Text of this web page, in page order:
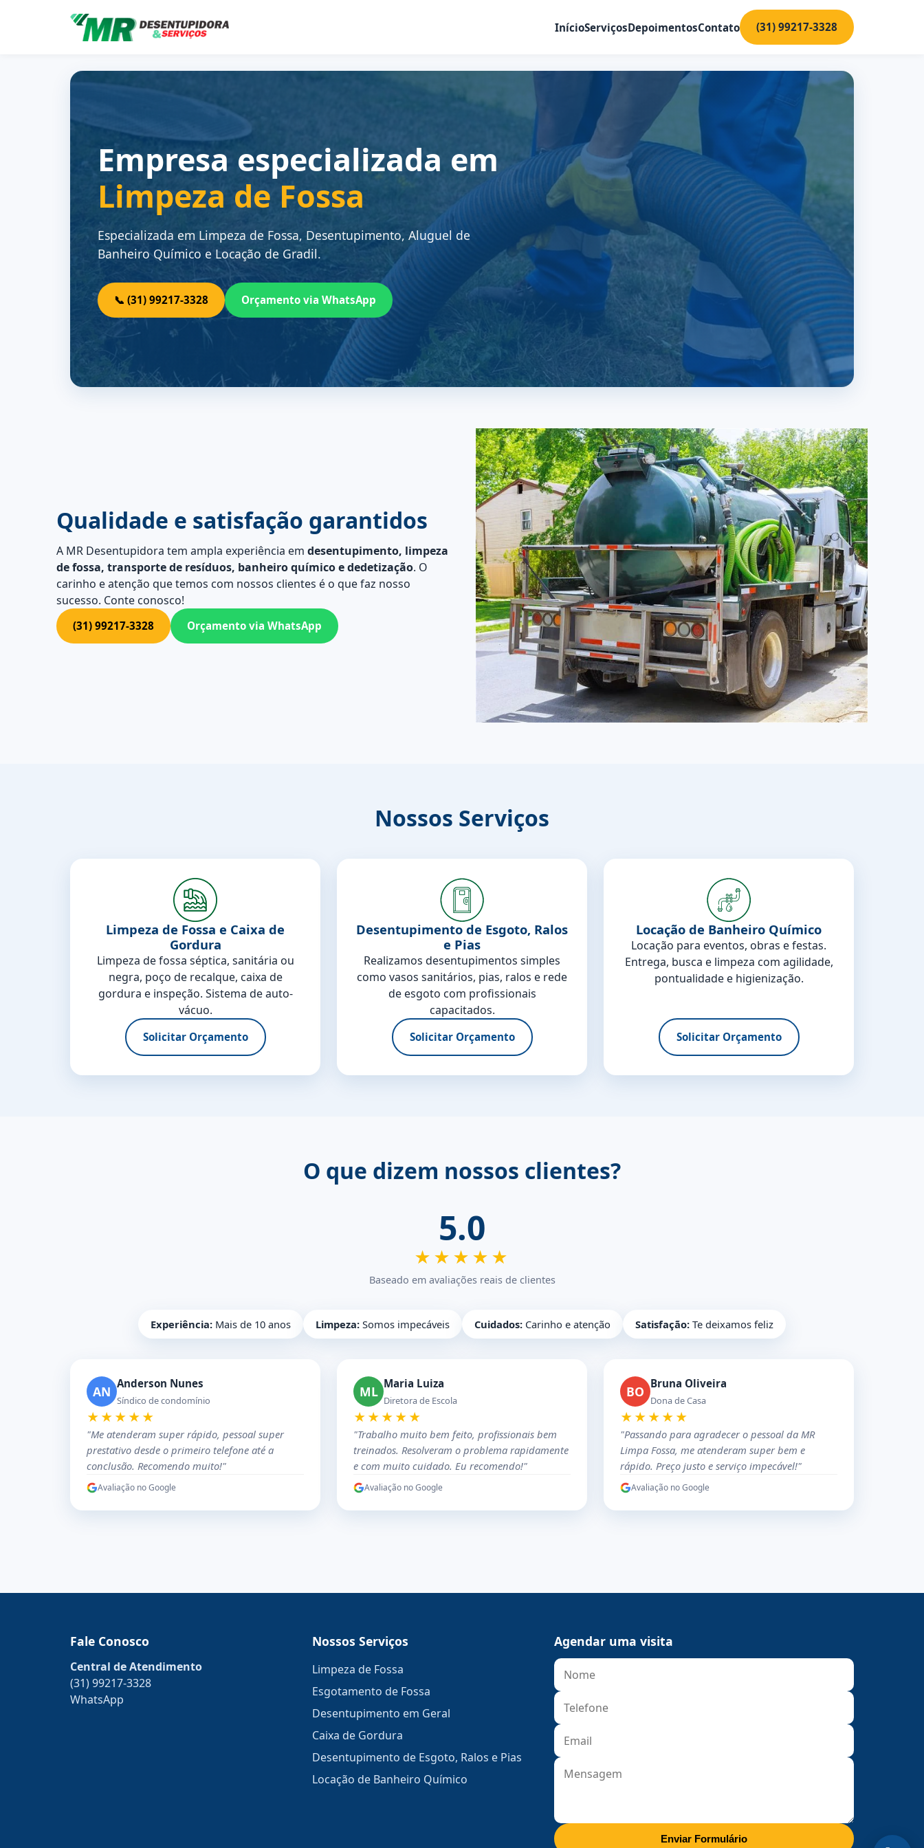
InícioServiçosDepoimentosContato (31) 99217-3328
Empresa especializada em
Limpeza de Fossa
Especializada em Limpeza de Fossa, Desentupimento, Aluguel de
Banheiro Químico e Locação de Gradil.
📞 (31) 99217-3328 Orçamento via WhatsApp
Qualidade e satisfação garantidos
A MR Desentupidora tem ampla experiência em desentupimento, limpeza
de fossa, transporte de resíduos, banheiro químico e dedetização. O
carinho e atenção que temos com nossos clientes é o que faz nosso
sucesso. Conte conosco!
(31) 99217-3328 Orçamento via WhatsApp
Nossos Serviços
Limpeza de Fossa e Caixa de
Gordura
Limpeza de fossa séptica, sanitária ou
negra, poço de recalque, caixa de
gordura e inspeção. Sistema de auto-
vácuo.
Solicitar Orçamento
Desentupimento de Esgoto, Ralos
e Pias
Realizamos desentupimentos simples
como vasos sanitários, pias, ralos e rede
de esgoto com profissionais
capacitados.
Solicitar Orçamento
Locação de Banheiro Químico
Locação para eventos, obras e festas.
Entrega, busca e limpeza com agilidade,
pontualidade e higienização.
Solicitar Orçamento
O que dizem nossos clientes?
5.0
★★★★★
Baseado em avaliações reais de clientes
Experiência: Mais de 10 anos Limpeza: Somos impecáveis Cuidados: Carinho e atenção Satisfação: Te deixamos feliz
AN Anderson Nunes
Síndico de condomínio
★★★★★
"Me atenderam super rápido, pessoal super
prestativo desde o primeiro telefone até a
conclusão. Recomendo muito!"
Avaliação no Google
ML Maria Luiza
Diretora de Escola
★★★★★
"Trabalho muito bem feito, profissionais bem
treinados. Resolveram o problema rapidamente
e com muito cuidado. Eu recomendo!"
Avaliação no Google
BO Bruna Oliveira
Dona de Casa
★★★★★
"Passando para agradecer o pessoal da MR
Limpa Fossa, me atenderam super bem e
rápido. Preço justo e serviço impecável!"
Avaliação no Google
Fale Conosco
Central de Atendimento
(31) 99217-3328
WhatsApp
Nossos Serviços
Limpeza de Fossa
Esgotamento de Fossa
Desentupimento em Geral
Caixa de Gordura
Desentupimento de Esgoto, Ralos e Pias
Locação de Banheiro Químico
Agendar uma visita
Enviar Formulário